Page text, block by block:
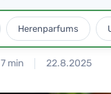
Herenparfums
7 min 22.8.2025